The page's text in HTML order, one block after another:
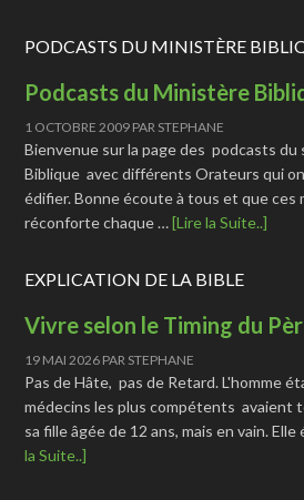
PODCASTS DU MINISTÈRE
Podcasts du Ministère
1 OCTOBRE 2009 PAR STEPHANE
Bienvenue sur la page des podcasts
Biblique avec différents Orateurs qui
édifier. Bonne écoute à tous et que ces
réconforte chaque …[Lire la Suite..]
EXPLICATION DE LA BIBLE
Vivre selon le Timing du
19 MAI 2026 PAR STEPHANE
Pas de Hâte, pas de Retard. L'homme
médecins les plus compétents avaient
sa fille âgée de 12 ans, mais en vain.
la Suite..]